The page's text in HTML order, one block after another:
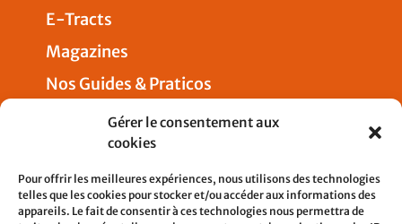
Gérer le consentement aux
cookies
Pour offrir les meilleures expériences, nous utilisons des technologies
telles que les cookies pour stocker et/ou accéder aux informations des
appareils. Le fait de consentir à ces technologies nous permettra de
E-Tracts
Magazines
Nos Guides & Praticos
Nous joindre